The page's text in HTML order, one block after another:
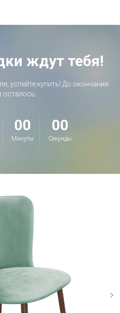
ждут тебя!
успейте купить! До окончания
осталось:
00
Минуты
00
Секунды